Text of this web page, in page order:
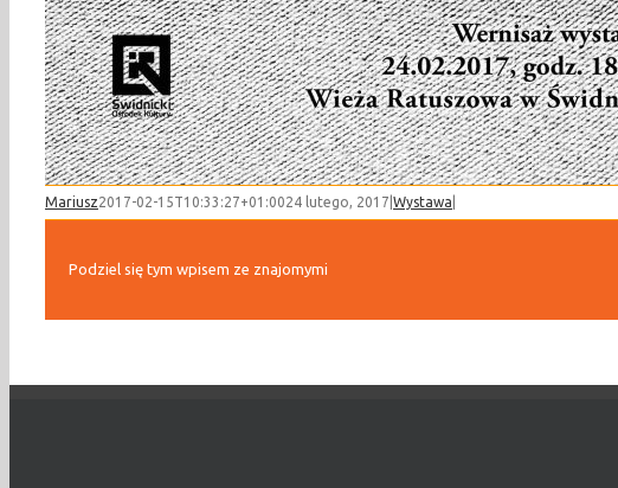
Mariusz2017-02-15T10:33:27+01:0024 lutego, 2017 Wystawa
Podziel się tym wpisem ze znajomymi